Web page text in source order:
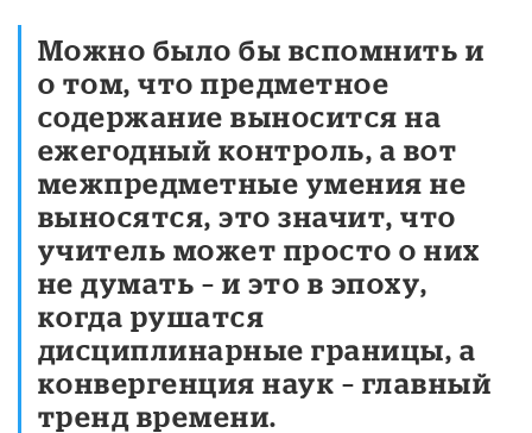
Можно было бы вспомнить и
о том, что предметное
содержание выносится на
ежегодный контроль, а вот
межпредметные умения не
выносятся, это значит, что
учитель может просто о них
не думать – и это в эпоху,
когда рушатся
дисциплинарные границы, а
конвергенция наук – главный
тренд времени.